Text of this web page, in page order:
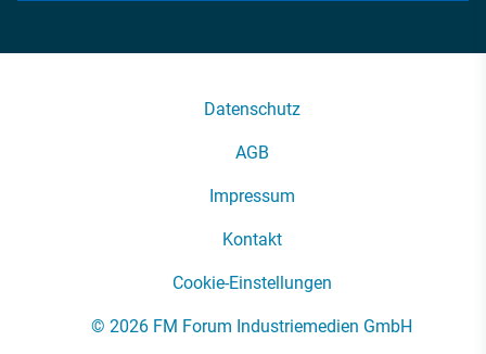
Datenschutz
AGB
Impressum
Kontakt
Cookie-Einstellungen
© 2026 FM Forum Industriemedien GmbH